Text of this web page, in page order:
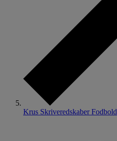
Krus Skriveredskaber Fodbold